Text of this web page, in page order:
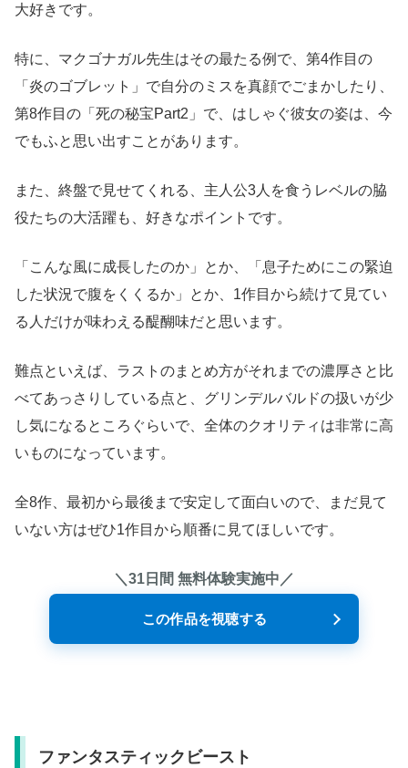
大好きです。
特に、マクゴナガル先生はその最たる例で、第4作目の
「炎のゴブレット」で自分のミスを真顔でごまかしたり、
第8作目の「死の秘宝Part2」で、はしゃぐ彼女の姿は、今
でもふと思い出すことがあります。
また、終盤で見せてくれる、主人公3人を食うレベルの脇
役たちの大活躍も、好きなポイントです。
「こんな風に成長したのか」とか、「息子ためにこの緊迫
した状況で腹をくくるか」とか、1作目から続けて見てい
る人だけが味わえる醍醐味だと思います。
難点といえば、ラストのまとめ方がそれまでの濃厚さと比
べてあっさりしている点と、グリンデルバルドの扱いが少
し気になるところぐらいで、全体のクオリティは非常に高
いものになっています。
全8作、最初から最後まで安定して面白いので、まだ見て
いない方はぜひ1作目から順番に見てほしいです。
＼31日間 無料体験実施中／
この作品を視聴する
ファンタスティックビースト